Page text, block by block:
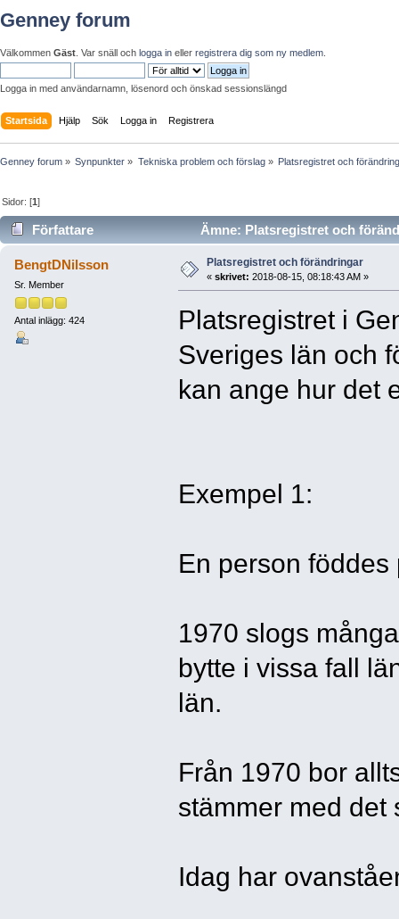
Genney forum
Välkommen Gäst . Var snäll och logga in eller registrera dig som ny medlem
Logga in med användarnamn, lösenord och önskad sessionslängd
Startsida Hjälp Sök Logga in Registrera
Genney forum » Synpunkter » Tekniska problem och förslag» Platsregistret och
Sidor: [1]
Författare Ämne: Platsregistret och
BengtDNilsson
Sr. Member
Antal inlägg: 424
Platsregistret och förändringar
« skrivet: 2018-08-15, 08:18:43 AM »
Platsregistret i
Sveriges län och
kan ange hur det
Exempel 1:
En person
1970 slogs
bytte i vissa fall
län.
Från 1970 bor
stämmer med det
Idag har